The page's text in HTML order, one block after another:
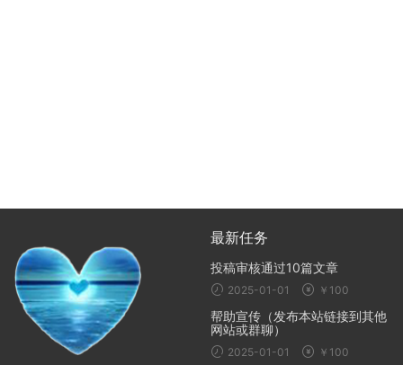
最新任务
投稿审核通过10篇文章
2025-01-01 ￥100
帮助宣传（发布本站链接到其他
网站或群聊）
2025-01-01 ￥100